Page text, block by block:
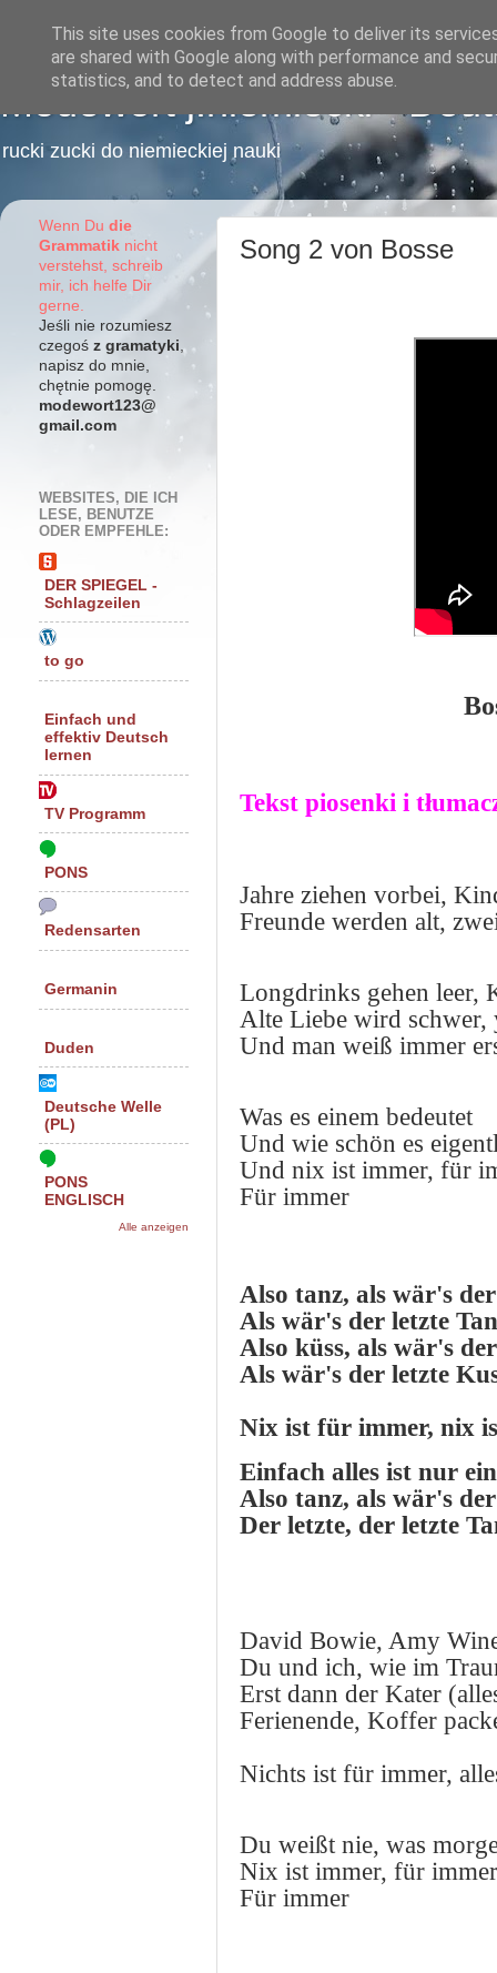
Modewort j.niemiecki -
rucki zucki do niemieckiej nauki
Song 2 von Bosse
Tekst piosenki i
Jahre ziehen vorbei,
Freunde werden alt,
Longdrinks gehen leer,
Alte Liebe wird schwer,
Und man weiß immer
Was es einem bedeutet
Und wie schön es
Und nix ist immer, für
Für immer
Also tanz, als wär's
Als wär's der letzte
Also küss, als wär's
Als wär's der letzte
Nix ist für immer, nix
Einfach alles ist nur
Also tanz, als wär's
Der letzte, der letzte
David Bowie, Amy
Du und ich, wie im
Erst dann der Kater
Ferienende, Koffer
Nichts ist für immer,
Du weißt nie, was
Nix ist immer, für immer
Für immer
Wenn Du die
Grammatik nicht
verstehst, schreib
mir, ich helfe Dir
gerne.
Jeśli nie rozumiesz
czegoś z gramatyki
napisz do mnie,
chętnie pomogę.
modewort123@
gmail.com
WEBSITES, DIE ICH
LESE, BENUTZE
ODER EMPFEHLE:
DER SPIEGEL -
Schlagzeilen
to go
Einfach und
effektiv Deutsch
lernen
TV Programm
PONS
Redensarten
Germanin
Duden
Deutsche Welle
(PL)
PONS
ENGLISCH
Alle anzeigen
This site uses cookies from Google to deliver its
are shared with Google along with performance and
statistics, and to detect and address abuse.